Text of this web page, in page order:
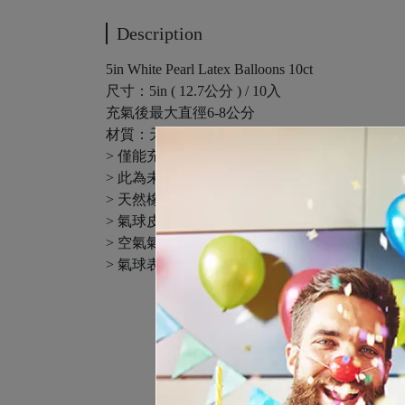
Description
5in White Pearl Latex Balloons 10ct
尺寸：5in ( 12.7公分 ) / 10入
充氣後最大直徑6-8公分
材質：天然橡膠
> 僅能充空氣
> 此為未含氣的乳膠氣球皮
> 天然橡膠不耐放，建議於保存期限內使用完
> 氣球皮重量大於充氣容量，即使填充氦氣也
> 空氣氣球約可維持3天以上
> 氣球表皮有石灰粉 建議使用打氣筒充氣